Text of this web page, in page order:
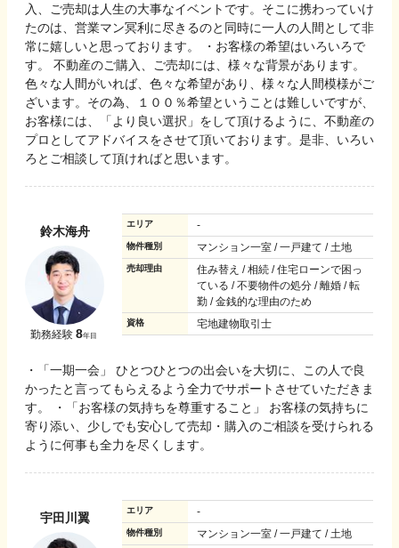
入、ご売却は人生の大事なイベントです。そこに携わっていけ
たのは、営業マン冥利に尽きるのと同時に一人の人間として非
常に嬉しいと思っております。 ・お客様の希望はいろいろで
す。 不動産のご購入、ご売却には、様々な背景があります。
色々な人間がいれば、色々な希望があり、様々な人間模様がご
ざいます。その為、１００％希望ということは難しいですが、
お客様には、「より良い選択」をして頂けるように、不動産の
プロとしてアドバイスをさせて頂いております。是非、いろい
ろとご相談して頂ければと思います。
鈴木海舟
勤務経験 8年目
エリア -
物件種別 マンション一室 / 一戸建て / 土地
売却理由
住み替え / 相続 / 住宅ローンで困っ
ている / 不要物件の処分 / 離婚 / 転
勤 / 金銭的な理由のため
資格 宅地建物取引士
・「一期一会」 ひとつひとつの出会いを大切に、この人で良
かったと言ってもらえるよう全力でサポートさせていただきま
す。 ・「お客様の気持ちを尊重すること」 お客様の気持ちに
寄り添い、少しでも安心して売却・購入のご相談を受けられる
ように何事も全力を尽くします。
宇田川翼
エリア -
物件種別 マンション一室 / 一戸建て / 土地